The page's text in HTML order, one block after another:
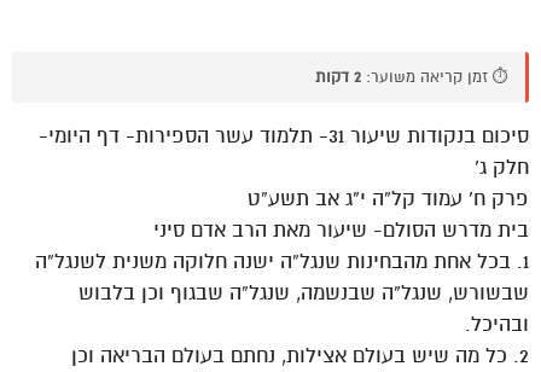
⏱️ זמן קריאה משוער: 2 דקות
סיכום בנקודות שיעור 31- תלמוד עשר הספירות- דף היומי-
חלק ג’
פרק ח’ עמוד קל”ה י”ג אב תשע”ט
בית מדרש הסולם- שיעור מאת הרב אדם סיני
1. בכל אחת מהבחינות שנגל”ה ישנה חלוקה משנית לשנגל”ה
שבשורש, שנגל”ה שבנשמה, שנגל”ה שבגוף וכן בלבוש
ובהיכל.
2. כל מה שיש בעולם אצילות, נחתם בעולם הבריאה וכן